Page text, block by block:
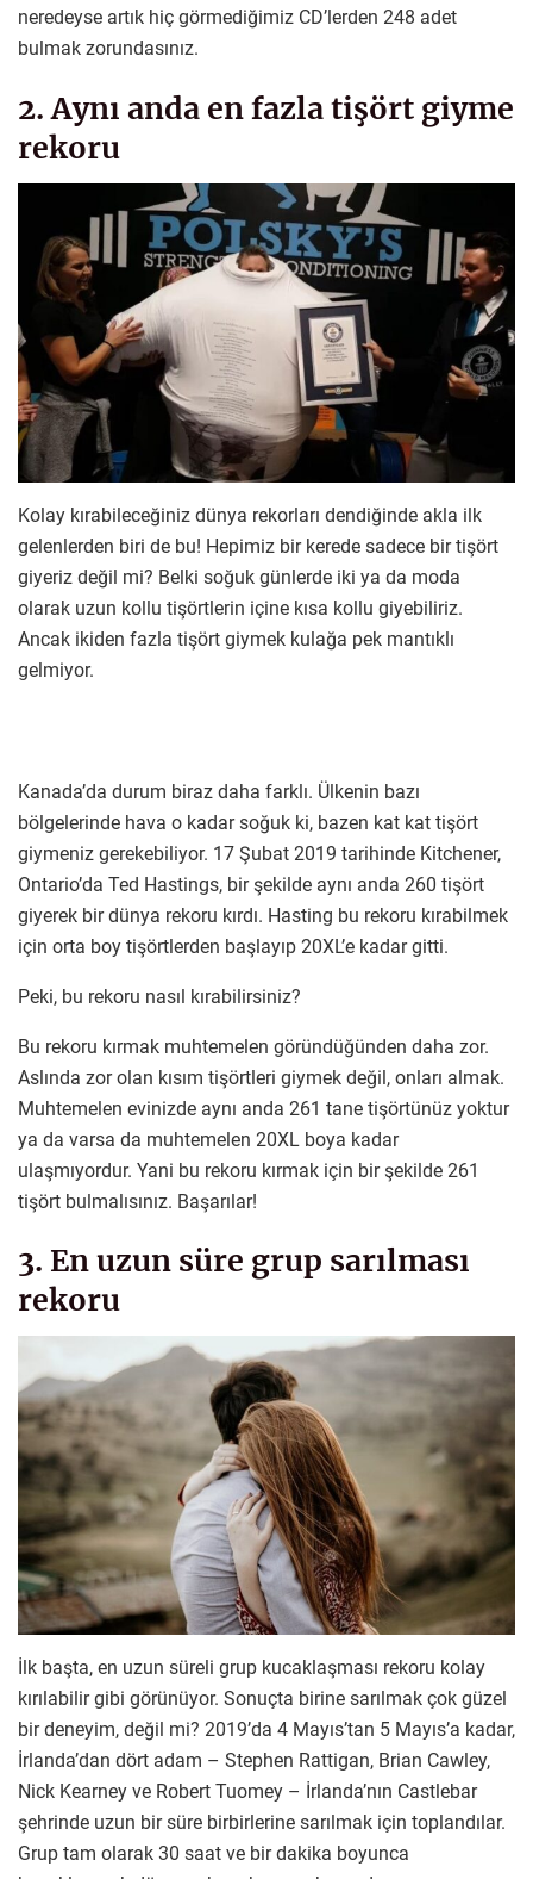
neredeyse artık hiç görmediğimiz CD’lerden 248 adet
bulmak zorundasınız.
2. Aynı anda en fazla tişört giyme
rekoru
Kolay kırabileceğiniz dünya rekorları dendiğinde akla ilk
gelenlerden biri de bu! Hepimiz bir kerede sadece bir tişört
giyeriz değil mi? Belki soğuk günlerde iki ya da moda
olarak uzun kollu tişörtlerin içine kısa kollu giyebiliriz.
Ancak ikiden fazla tişört giymek kulağa pek mantıklı
gelmiyor.
Kanada’da durum biraz daha farklı. Ülkenin bazı
bölgelerinde hava o kadar soğuk ki, bazen kat kat tişört
giymeniz gerekebiliyor. 17 Şubat 2019 tarihinde Kitchener,
Ontario’da Ted Hastings, bir şekilde aynı anda 260 tişört
giyerek bir dünya rekoru kırdı. Hasting bu rekoru kırabilmek
için orta boy tişörtlerden başlayıp 20XL’e kadar gitti.
Peki, bu rekoru nasıl kırabilirsiniz?
Bu rekoru kırmak muhtemelen göründüğünden daha zor.
Aslında zor olan kısım tişörtleri giymek değil, onları almak.
Muhtemelen evinizde aynı anda 261 tane tişörtünüz yoktur
ya da varsa da muhtemelen 20XL boya kadar
ulaşmıyordur. Yani bu rekoru kırmak için bir şekilde 261
tişört bulmalısınız. Başarılar!
3. En uzun süre grup sarılması
rekoru
İlk başta, en uzun süreli grup kucaklaşması rekoru kolay
kırılabilir gibi görünüyor. Sonuçta birine sarılmak çok güzel
bir deneyim, değil mi? 2019’da 4 Mayıs’tan 5 Mayıs’a kadar,
İrlanda’dan dört adam – Stephen Rattigan, Brian Cawley,
Nick Kearney ve Robert Tuomey – İrlanda’nın Castlebar
şehrinde uzun bir süre birbirlerine sarılmak için toplandılar.
Grup tam olarak 30 saat ve bir dakika boyunca